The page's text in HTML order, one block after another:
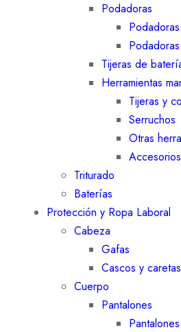
Podadoras
Tijeras de
Herramientas
Tijeras y
Serruchos
Otras
Accesorios
Triturado
Baterías
Protección y Ropa Laboral
Cabeza
Gafas
Cascos y caretas
Cuerpo
Pantalones